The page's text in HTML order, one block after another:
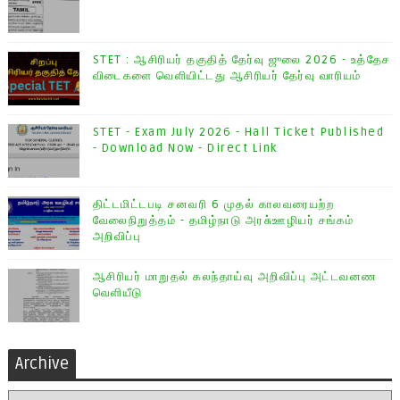
STET : ஆசிரியர் தகுதித் தேர்வு ஜுலை 2026 - உத்தேச
விடைகளை வெளியிட்டது ஆசிரியர் தேர்வு வாரியம்
STET - Exam July 2026 - Hall Ticket Published
- Download Now - Direct Link
திட்டமிட்டபடி சனவரி 6 முதல் காலவரையற்ற
வேலைநிறுத்தம் - தமிழ்நாடு அரசு்ஊழியர் சங்கம்
அறிவிப்பு
ஆசிரியர் மாறுதல் கலந்தாய்வு அறிவிப்பு அட்டவனண
வெளியீடு
Archive